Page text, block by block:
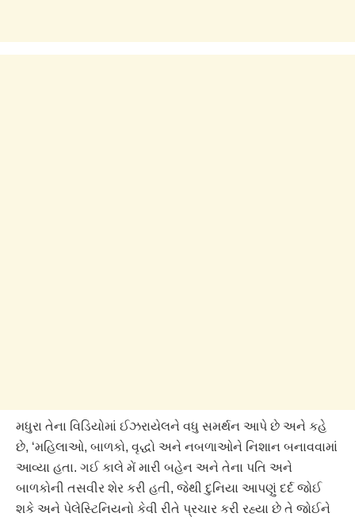
મધુરા તેના વિડિયોમાં ઈઝરાયેલને વધુ સમર્થન આપે છે અને કહે
છે, ‘મહિલાઓ, બાળકો, વૃદ્ધો અને નબળાઓને નિશાન બનાવવામાં
આવ્યા હતા. ગઈ કાલે મેં મારી બહેન અને તેના પતિ અને
બાળકોની તસવીર શેર કરી હતી, જેથી દુનિયા આપણું દર્દ જોઈ
શકે અને પેલેસ્ટિનિયનો કેવી રીતે પ્રચાર કરી રહ્યા છે તે જોઈને